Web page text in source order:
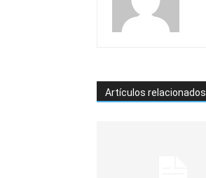
Artículos relacionados